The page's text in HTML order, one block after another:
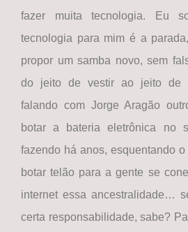
fazer muita tecnologia. Eu
tecnologia para mim é a
propor um samba novo, sem
do jeito de vestir ao jeito de
falando com Jorge Aragão
botar a bateria eletrônica no
fazendo há anos, esquentando
botar telão para a gente se
internet essa ancestralidade…
certa responsabilidade, sabe?